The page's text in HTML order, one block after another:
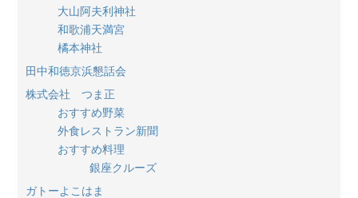
大山阿夫利神社
和歌浦天満宮
橘本神社
田中和徳京浜懇話会
株式会社 つま正
おすすめ野菜
外食レストラン新聞
おすすめ料理
銀座クルーズ
ガトーよこはま